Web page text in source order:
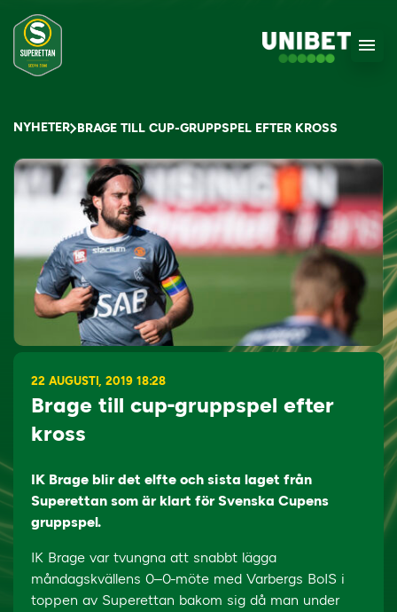
NYHETER BRAGE TILL CUP-GRUPPSPEL EFTER KROSS
22 AUGUSTI, 2019 18:28
Brage till cup-gruppspel efter
kross
IK Brage blir det elfte och sista laget från
Superettan som är klart för Svenska Cupens
gruppspel.
IK Brage var tvungna att snabbt lägga
måndagskvällens 0–0-möte med Varbergs BoIS i
toppen av Superettan bakom sig då man under